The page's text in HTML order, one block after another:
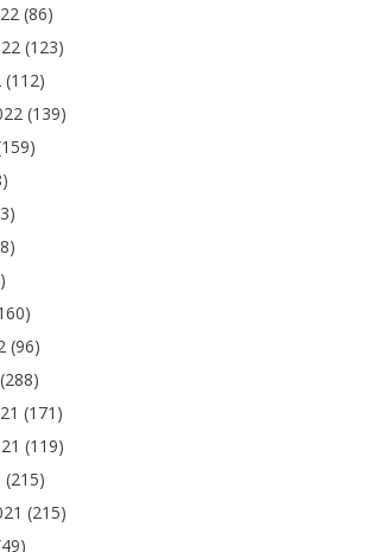
(86)
(123)
(112)
(139)
(96)
(288)
(171)
(119)
(215)
(215)